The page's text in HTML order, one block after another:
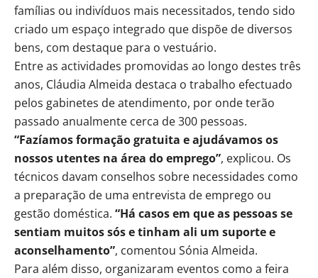
famílias ou indivíduos mais necessitados, tendo sido
criado um espaço integrado que dispõe de diversos
bens, com destaque para o vestuário.
Entre as actividades promovidas ao longo destes três
anos, Cláudia Almeida destaca o trabalho efectuado
pelos gabinetes de atendimento, por onde terão
passado anualmente cerca de 300 pessoas.
“Fazíamos formação gratuita e ajudávamos os
nossos utentes na área do emprego”, explicou. Os
técnicos davam conselhos sobre necessidades como
a preparação de uma entrevista de emprego ou
gestão doméstica. “Há casos em que as pessoas se
sentiam muitos sós e tinham ali um suporte e
aconselhamento”, comentou Sónia Almeida.
Para além disso, organizaram eventos como a feira